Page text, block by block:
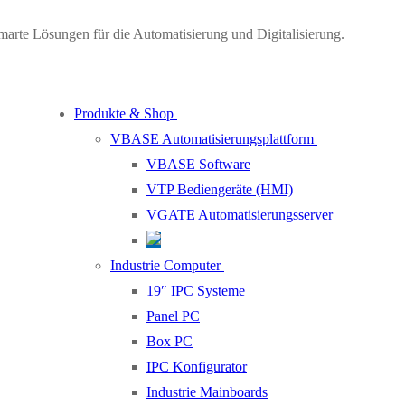
Lösungen für die Automatisierung und Digitalisierung.
Produkte & Shop
VBASE Automatisierungsplattform
VBASE Software
VTP Bediengeräte (HMI)
VGATE Automatisierungsserver
Industrie Computer
19″ IPC Systeme
Panel PC
Box PC
IPC Konfigurator
Industrie Mainboards